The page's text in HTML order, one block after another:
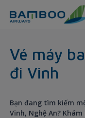
Vé máy
đi Vinh
Bạn đang tìm kiếm
Vinh, Nghệ An?